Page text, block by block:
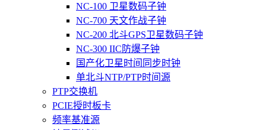
NC-100 卫星数码子钟
NC-700 天文作战子钟
NC-200 北斗GPS卫星数码子钟
NC-300 IIC防爆子钟
国产化卫星时间同步时钟
单北斗NTP/PTP时间源
PTP交换机
PCIE授时板卡
频率基准源